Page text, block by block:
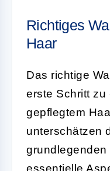
Richtiges
Haar
Das richtige
erste Schritt zu
gepflegtem
unterschätzen
grundlegenden
essentielle